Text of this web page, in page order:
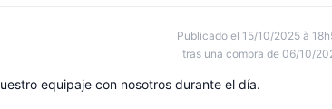
Publicado el 15/10/2025 à
tras una compra de 06/10/
equipaje con nosotros durante el día.